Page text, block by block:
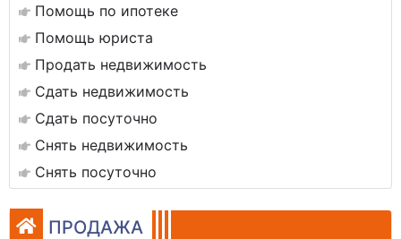
Помощь по ипотеке
Помощь юриста
Продать недвижимость
Сдать недвижимость
Сдать посуточно
Снять недвижимость
Снять посуточно
ПРОДАЖА